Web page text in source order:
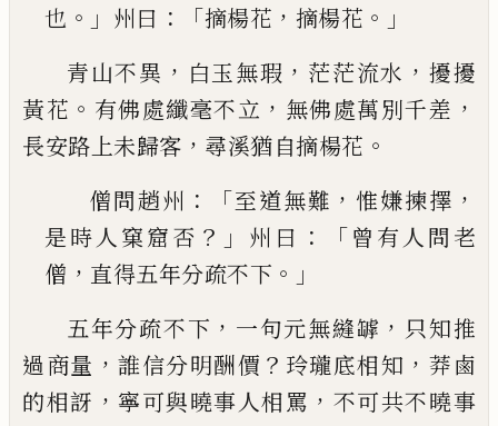
也 。」 州曰 ：「摘楊花 ， 摘楊花 。」
青山不異 ， 白玉無瑕 ， 茫茫流水 ， 擾擾
黃花 。 有佛處纖毫不立 ， 無佛處萬別千差 ，
長安路上未歸客 ， 尋溪猶自摘楊花 。
僧問趙州 ：「至道無難 ， 惟嫌揀擇 ，
是時人窠窟否 ？」 州 曰 ：「曾有人問老
僧 ， 直得五年分疏不下 。」
五年分疏不下 ， 一句元無縫罅 ， 只知推
過商量 ，誰信分明酬價 ？ 玲瓏底相知 ，莽鹵
的相訝 ， 寧可與曉事人相罵 ， 不可共不曉事